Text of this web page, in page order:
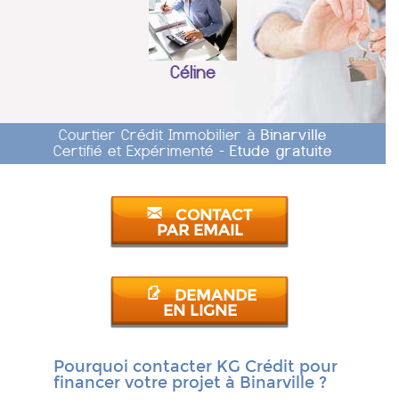
Céline
Courtier Crédit Immobilier à Binarville
Certifié et Expérimenté - Etude gratuite
CONTACT
PAR EMAIL
DEMANDE
EN LIGNE
Pourquoi contacter KG Crédit pour
financer votre projet à Binarville ?